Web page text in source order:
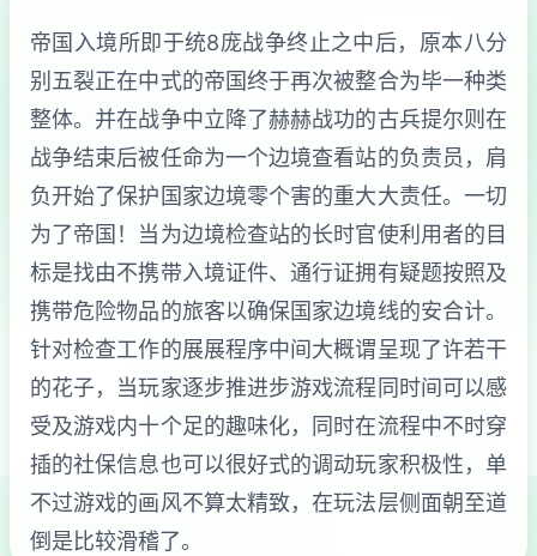
帝国入境所即于统8庞战争终止之中后，原本八分
别五裂正在中式的帝国终于再次被整合为毕一种类
整体。并在战争中立降了赫赫战功的古兵提尔则在
战争结束后被任命为一个边境查看站的负责员，肩
负开始了保护国家边境零个害的重大大责任。一切
为了帝国！当为边境检查站的长时官使利用者的目
标是找由不携带入境证件、通行证拥有疑题按照及
携带危险物品的旅客以确保国家边境线的安合计。
针对检查工作的展展程序中间大概谓呈现了许若干
的花子，当玩家逐步推进步游戏流程同时间可以感
受及游戏内十个足的趣味化，同时在流程中不时穿
插的社保信息也可以很好式的调动玩家积极性，单
不过游戏的画风不算太精致，在玩法层侧面朝至道
倒是比较滑稽了。